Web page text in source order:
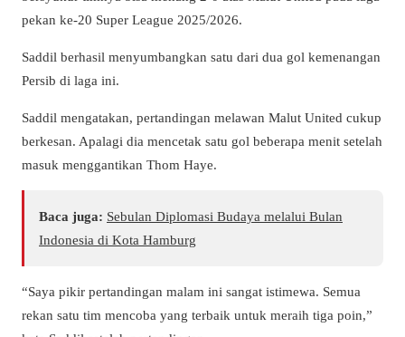
pekan ke-20 Super League 2025/2026.
Saddil berhasil menyumbangkan satu dari dua gol kemenangan
Persib di laga ini.
Saddil mengatakan, pertandingan melawan Malut United cukup
berkesan. Apalagi dia mencetak satu gol beberapa menit setelah
masuk menggantikan Thom Haye.
Baca juga: Sebulan Diplomasi Budaya melalui Bulan
Indonesia di Kota Hamburg
“Saya pikir pertandingan malam ini sangat istimewa. Semua
rekan satu tim mencoba yang terbaik untuk meraih tiga poin,”